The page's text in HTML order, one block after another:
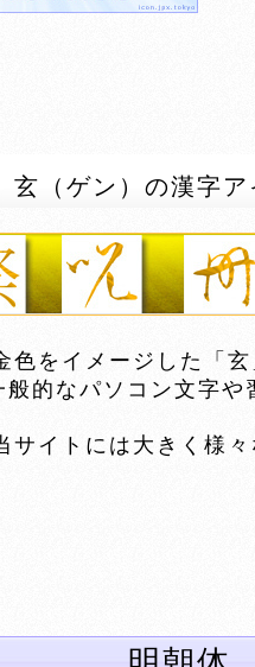
玄（ゲン）の漢字
をイメージした「玄
なパソコン文字や
イトには大きく様々